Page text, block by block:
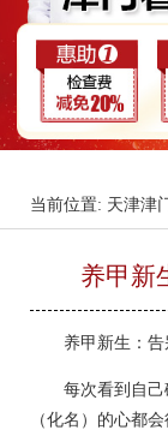
当前位置: 天津津
养甲新
养甲新生：
每次看到自
（化名）的心都